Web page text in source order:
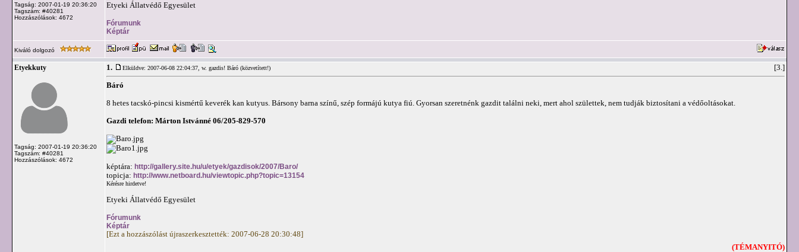
Tagság: 2007-01-19 20:36:20
Tagszám: #40281
Hozzászólások: 4672
Etyeki Állatvédő Egyesület
Fórumunk
Képtár
Kiváló dolgozó
Etyekkuty
Tagság: 2007-01-19 20:36:20
Tagszám: #40281
Hozzászólások: 4672
1. Elküldve: 2007-06-08 22:04:37, w. gazdis! Báró (közvetített!) [3.]
Báró
8 hetes tacskó-pincsi kismértű keverék kan kutyus. Bársony barna színű, szép formájú kutya fiú. Gyorsan szeretnénk gazdit találni neki, mert ahol születtek, nem tudják biztosítani a védőoltásokat.
Gazdi telefon: Márton Istvánné 06/205-829-570
képtára: http://gallery.site.hu/u/etyek/gazdisok/2007/Baro/
topicja: http://www.netboard.hu/viewtopic.php?topic=13154
Kérésre hirdetve!
Etyeki Állatvédő Egyesület
Fórumunk
Képtár
[Ezt a hozzászólást újraszerkesztették: 2007-06-28 20:30:48]
(TÉMANYITÓ)